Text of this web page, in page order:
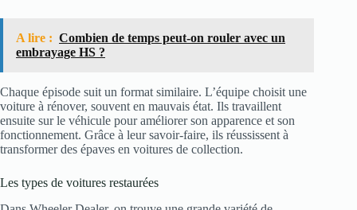
A lire : Combien de temps peut-on rouler avec un
embrayage HS ?
Chaque épisode suit un format similaire. L’équipe choisit une
voiture à rénover, souvent en mauvais état. Ils travaillent
ensuite sur le véhicule pour améliorer son apparence et son
fonctionnement. Grâce à leur savoir-faire, ils réussissent à
transformer des épaves en voitures de collection.
Les types de voitures restaurées